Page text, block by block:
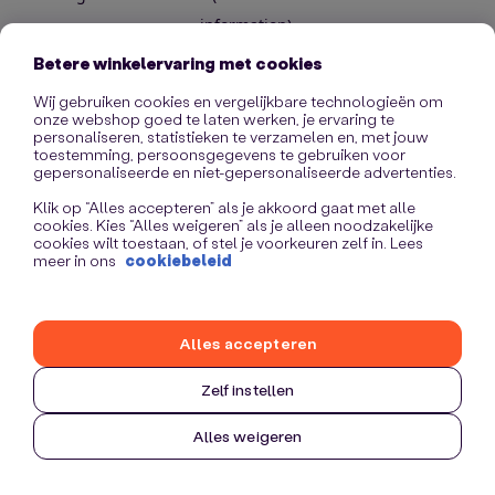
information).
Betere winkelervaring met cookies
Wij gebruiken cookies en vergelijkbare technologieën om
onze webshop goed te laten werken, je ervaring te
personaliseren, statistieken te verzamelen en, met jouw
toestemming, persoonsgegevens te gebruiken voor
gepersonaliseerde en niet-gepersonaliseerde advertenties.
Klik op “Alles accepteren” als je akkoord gaat met alle
cookies. Kies “Alles weigeren” als je alleen noodzakelijke
cookies wilt toestaan, of stel je voorkeuren zelf in. Lees
meer in ons cookiebeleid
Zelf instellen
Alles weigeren
Alles accepteren